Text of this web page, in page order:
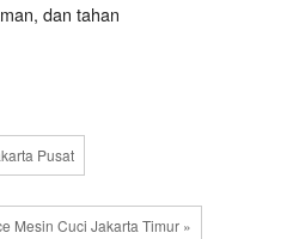
dan tahan
Pusat
Mesin Cuci Jakarta Timur »